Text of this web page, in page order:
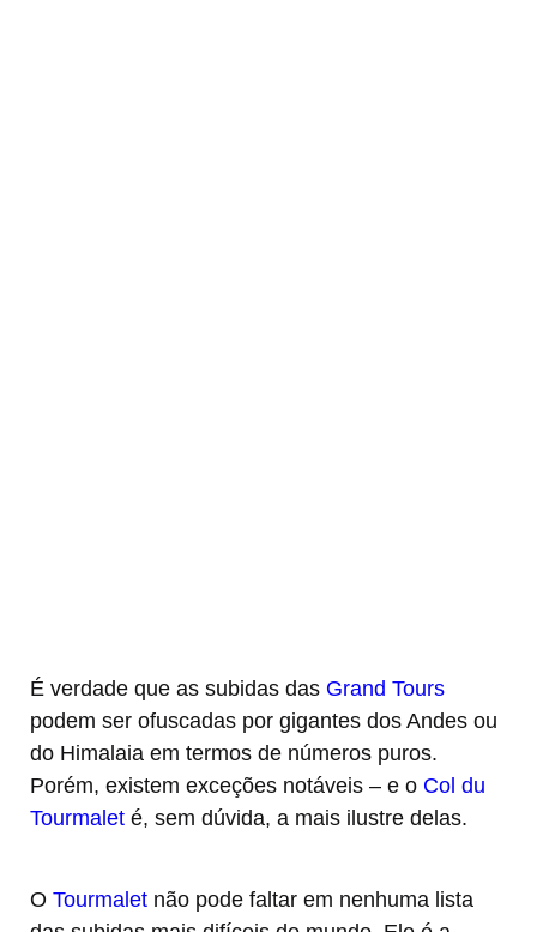
É verdade que as subidas das Grand Tours
podem ser ofuscadas por gigantes dos Andes ou
do Himalaia em termos de números puros.
Porém, existem exceções notáveis – e o Col du
Tourmalet é, sem dúvida, a mais ilustre delas.
O Tourmalet não pode faltar em nenhuma lista